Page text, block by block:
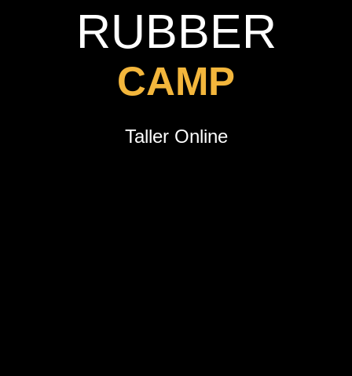
RUBBER
CAMP
Taller Online